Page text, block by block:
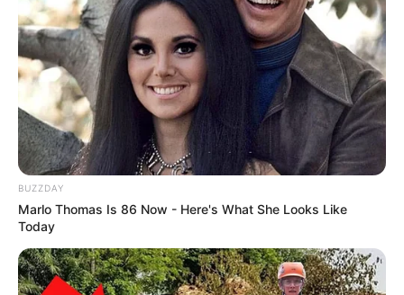
BUZZDAY
Marlo Thomas Is 86 Now - Here's What She Looks Like
Today